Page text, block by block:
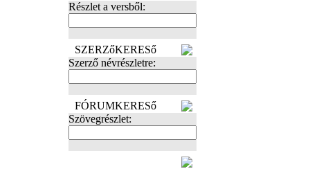
Részlet a versből:
SZERZőKERESő
Szerző névrészletre:
FÓRUMKERESő
Szövegrészlet: